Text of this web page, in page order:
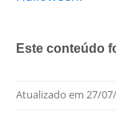
Este conteúdo
Este conteúdo
Atualizado em 27/